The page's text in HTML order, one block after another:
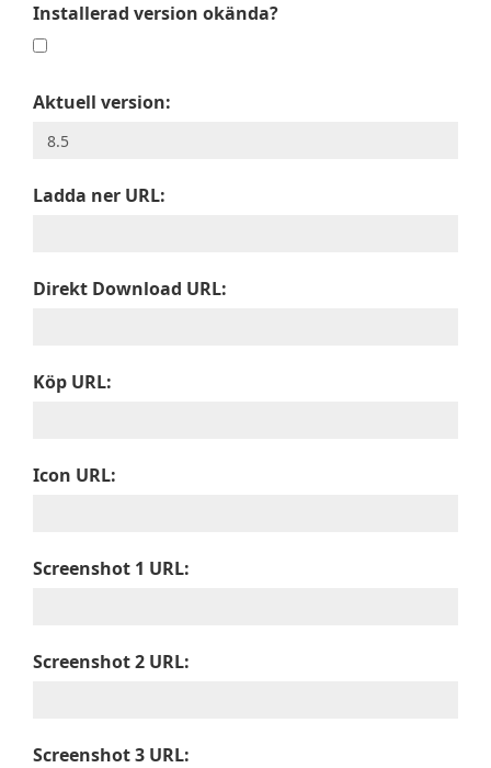
Installerad version okända?
Aktuell version:
Ladda ner URL:
Direkt Download URL:
Köp URL:
Icon URL:
Screenshot 1 URL:
Screenshot 2 URL:
Screenshot 3 URL: